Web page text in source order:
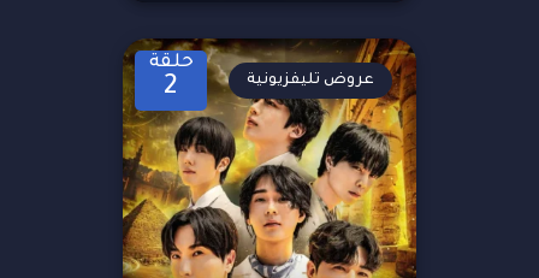
حلقة
2 عروض تليفزيونية